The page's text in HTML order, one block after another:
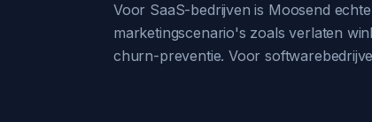
Voor SaaS-bedrijven is Moosend
marketingscenario's zoals verlaten
churn-preventie. Voor